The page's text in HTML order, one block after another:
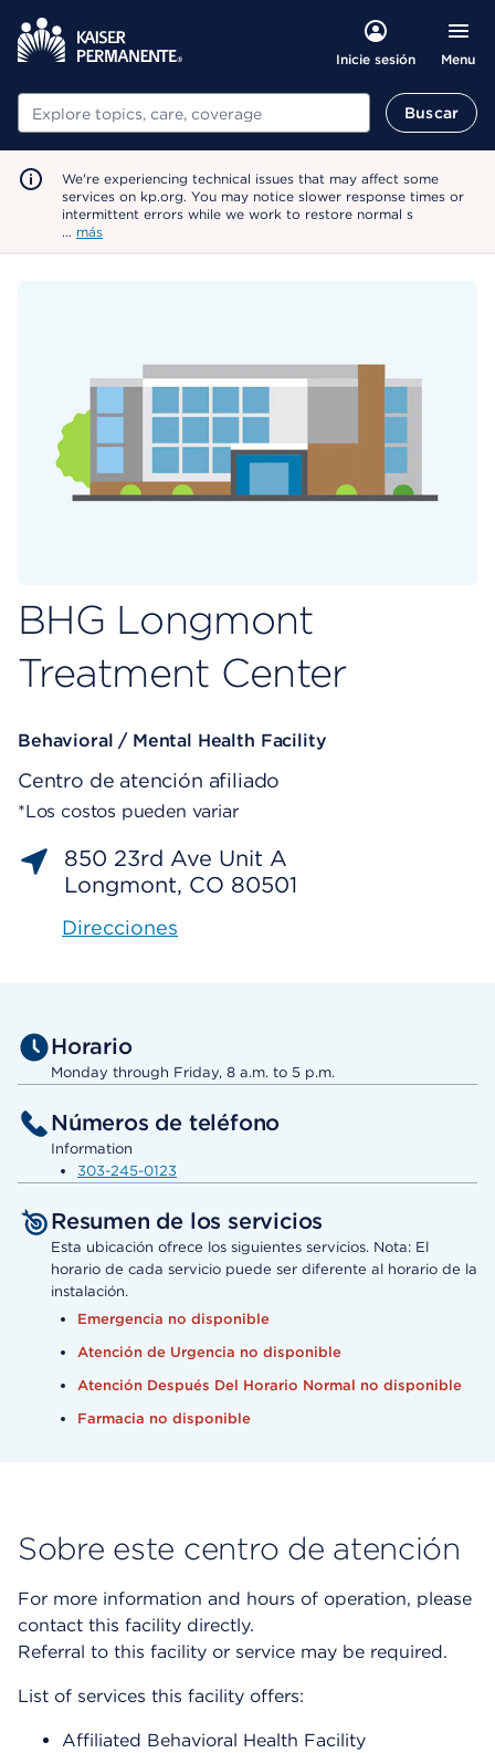
Inicie sesión Menu
Buscar Buscar
We're experiencing technical issues that may affect some
services on kp.org. You may notice slower response times or
intermittent errors while we work to restore normal s
… más
BHG Longmont
Treatment Center
Behavioral / Mental Health Facility
Centro de atención afiliado
*Los costos pueden variar
850 23rd Ave Unit A
Longmont, CO 80501
Direcciones
Horario
Monday through Friday, 8 a.m. to 5 p.m.
Números de teléfono
Information
303-245-0123
Resumen de los servicios
Esta ubicación ofrece los siguientes servicios. Nota: El
horario de cada servicio puede ser diferente al horario de la
instalación.
Emergencia no disponible
Atención de Urgencia no disponible
Atención Después Del Horario Normal no disponible
Farmacia no disponible
Sobre este centro de atención
For more information and hours of operation, please
contact this facility directly.
Referral to this facility or service may be required.
List of services this facility offers:
Affiliated Behavioral Health Facility